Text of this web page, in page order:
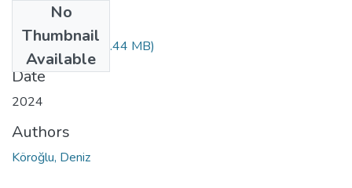
No
Thumbnail
Available
10622799.pdf(1.44 MB)
Date
2024
Authors
Köroğlu, Deniz